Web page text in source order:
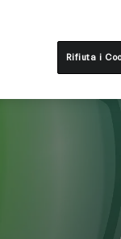
Rifiuta i